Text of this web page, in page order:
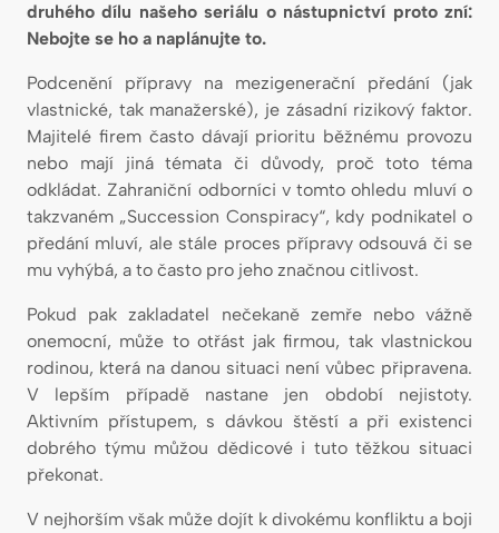
druhého dílu našeho seriálu o nástupnictví proto zní:
Nebojte se ho a naplánujte to.
Podcenění přípravy na mezigenerační předání (jak
vlastnické, tak manažerské), je zásadní rizikový faktor.
Majitelé firem často dávají prioritu běžnému provozu
nebo mají jiná témata či důvody, proč toto téma
odkládat. Zahraniční odborníci v tomto ohledu mluví o
takzvaném „Succession Conspiracy“, kdy podnikatel o
předání mluví, ale stále proces přípravy odsouvá či se
mu vyhýbá, a to často pro jeho značnou citlivost.
Pokud pak zakladatel nečekaně zemře nebo vážně
onemocní, může to otřást jak firmou, tak vlastnickou
rodinou, která na danou situaci není vůbec připravena.
V lepším případě nastane jen období nejistoty.
Aktivním přístupem, s dávkou štěstí a při existenci
dobrého týmu můžou dědicové i tuto těžkou situaci
překonat.
V nejhorším však může dojít k divokému konfliktu a boji